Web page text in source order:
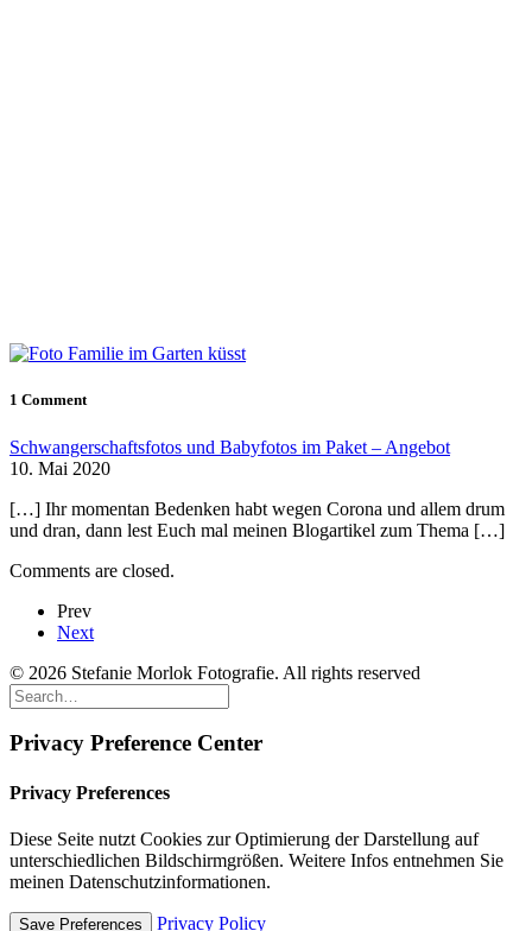
1 Comment
Schwangerschaftsfotos und Babyfotos im Paket – Angebot
10. Mai 2020
[…] Ihr momentan Bedenken habt wegen Corona und allem drum
und dran, dann lest Euch mal meinen Blogartikel zum Thema […]
Comments are closed.
Prev
Next
© 2026 Stefanie Morlok Fotografie. All rights reserved
Privacy Preference Center
Privacy Preferences
Diese Seite nutzt Cookies zur Optimierung der Darstellung auf
unterschiedlichen Bildschirmgrößen. Weitere Infos entnehmen Sie
meinen Datenschutzinformationen.
Privacy Policy